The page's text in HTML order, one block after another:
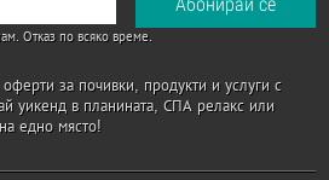
Отказ по всяко време.
за почивки, продукти и услуги с
уикенд в планината, СПА релакс или
едно място!